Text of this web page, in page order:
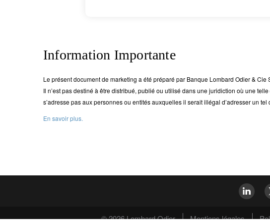
Information Importante
Le présent document de marketing a été préparé par Banque Lombard Odier &
Il n’est pas destiné à être distribué, publié ou utilisé dans une juridiction où une
s’adresse pas aux personnes ou entités auxquelles il serait illégal d’adresser un tel
En savoir plus.
© 2026 Lombard Odier Mentions légales